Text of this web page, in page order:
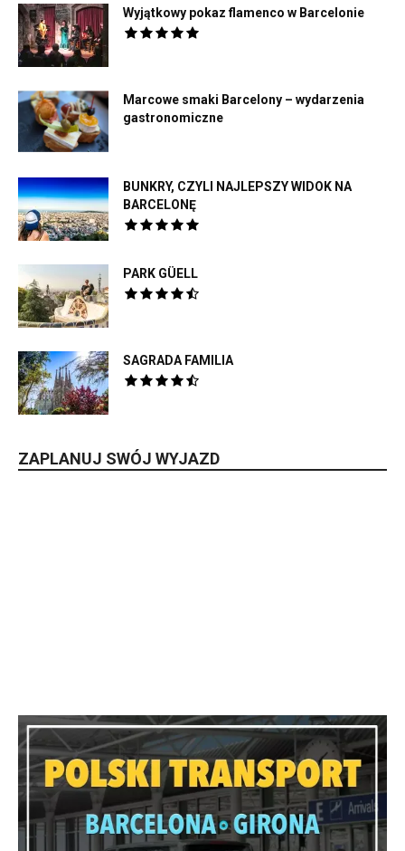
Wyjątkowy pokaz flamenco w Barcelonie
Marcowe smaki Barcelony – wydarzenia
gastronomiczne
BUNKRY, CZYLI NAJLEPSZY WIDOK NA
BARCELONĘ
PARK GÜELL
SAGRADA FAMILIA
ZAPLANUJ SWÓJ WYJAZD